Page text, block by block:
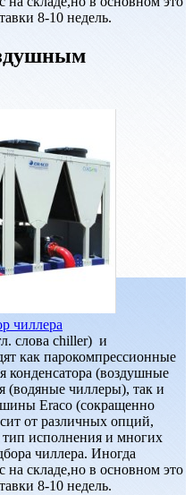
8-10 недель.
чиллера
слова chiller) и
как парокомпрессионные
конденсатора (воздушные
(водяные чиллеры), так и
Eraco (сокращенно
от различных опций,
тип исполнения и многих
чиллера. Иногда
складе,но в основном это
8-10 недель.